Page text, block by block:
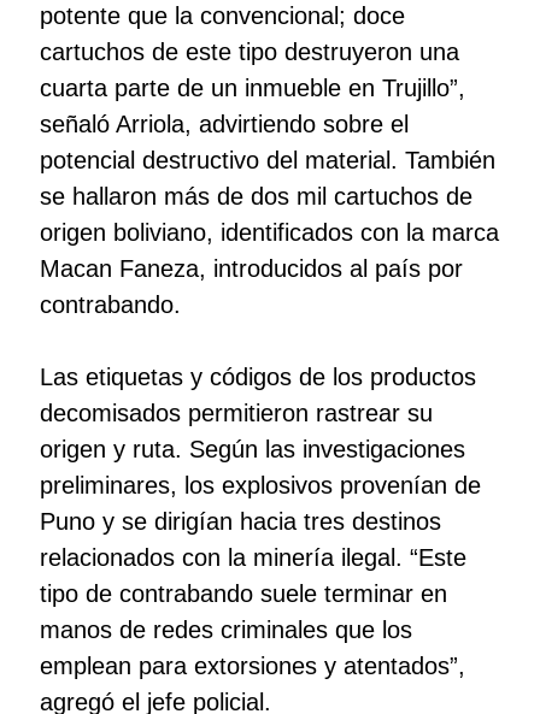
potente que la convencional; doce
cartuchos de este tipo destruyeron una
cuarta parte de un inmueble en Trujillo”,
señaló Arriola, advirtiendo sobre el
potencial destructivo del material. También
se hallaron más de dos mil cartuchos de
origen boliviano, identificados con la marca
Macan Faneza, introducidos al país por
contrabando.
Las etiquetas y códigos de los productos
decomisados permitieron rastrear su
origen y ruta. Según las investigaciones
preliminares, los explosivos provenían de
Puno y se dirigían hacia tres destinos
relacionados con la minería ilegal. “Este
tipo de contrabando suele terminar en
manos de redes criminales que los
emplean para extorsiones y atentados”,
agregó el jefe policial.